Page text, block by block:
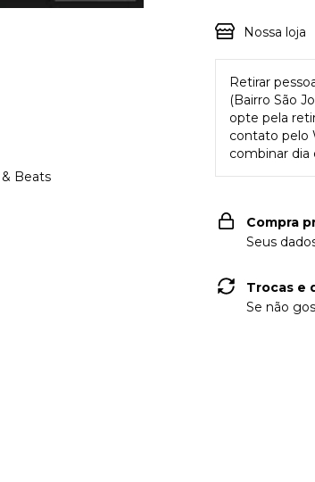
Beats
Nossa loja
Retirar
(Bairro São
opte pela
contato pelo
combinar dia
Compra
Seus
Trocas e
Se não